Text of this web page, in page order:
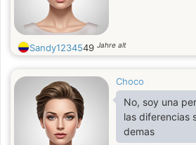
Sandy1234549 Jahre alt
Choco
No, soy una
las diferencias
demas